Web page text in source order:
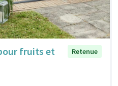
fruits et
Retenue